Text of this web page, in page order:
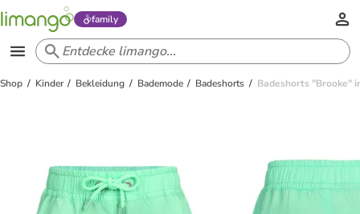
family
Shop Kinder Bekleidung Bademode Badeshorts Badeshorts "Brooke"